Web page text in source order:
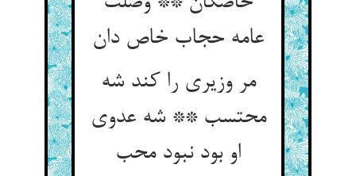
عامه حجاب خاص دان‏
مر وزیری را کند شه
محتسب ** شه عدوی
او بود نبود محب‏